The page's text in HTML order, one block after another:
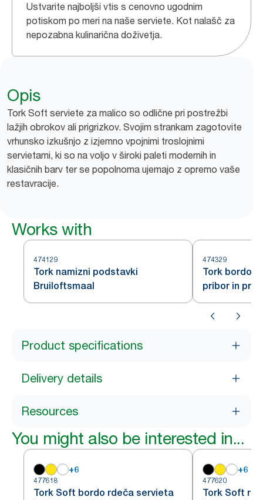
Ustvarite najboljši vtis s cenovno ugodnim
potiskom po meri na naše serviete. Kot nalašč za
nepozabna kulinarična doživetja.
Opis
Tork Soft serviete za malico so odlične pri postrežbi
lažjih obrokov ali prigrizkov. Svojim strankam zagotovite
vrhunsko izkušnjo z izjemno vpojnimi troslojnimi
servietami, ki so na voljo v široki paleti modernih in
klasičnih barv ter se popolnoma ujemajo z opremo vaše
restavracije.
Works with
474129
Tork namizni podstavki
Bruiloftsmaal
474329
Tork bordo
pribor in
slonovine
Product specifications
Delivery details
Resources
You might also be interested in...
+6
477618
Tork Soft bordo rdeča servieta
+6
477620
Tork Soft